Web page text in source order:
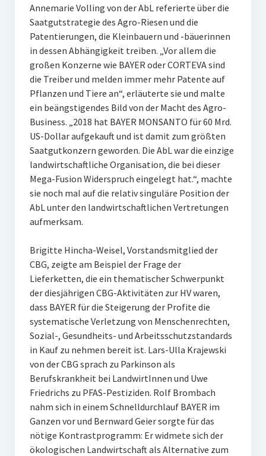
Annemarie Volling von der AbL referierte über die
Saatgutstrategie des Agro-Riesen und die
Patentierungen, die Kleinbauern und -bäuerinnen
in dessen Abhängigkeit treiben. „Vor allem die
großen Konzerne wie BAYER oder CORTEVA sind
die Treiber und melden immer mehr Patente auf
Pflanzen und Tiere an“, erläuterte sie und malte
ein beängstigendes Bild von der Macht des Agro-
Business. „2018 hat BAYER MONSANTO für 60 Mrd.
US-Dollar aufgekauft und ist damit zum größten
Saatgutkonzern geworden. Die AbL war die einzige
landwirtschaftliche Organisation, die bei dieser
Mega-Fusion Widerspruch eingelegt hat.“, machte
sie noch mal auf die relativ singuläre Position der
AbL unter den landwirtschaftlichen Vertretungen
aufmerksam.
Brigitte Hincha-Weisel, Vorstandsmitglied der
CBG, zeigte am Beispiel der Frage der
Lieferketten, die ein thematischer Schwerpunkt
der diesjährigen CBG-Aktivitäten zur HV waren,
dass BAYER für die Steigerung der Profite die
systematische Verletzung von Menschenrechten,
Sozial-, Gesundheits- und Arbeitsschutzstandards
in Kauf zu nehmen bereit ist. Lars-Ulla Krajewski
von der CBG sprach zu Parkinson als
Berufskrankheit bei LandwirtInnen und Uwe
Friedrichs zu PFAS-Pestiziden. Rolf Brombach
nahm sich in einem Schnelldurchlauf BAYER im
Ganzen vor und Bernward Geier sorgte für das
nötige Kontrastprogramm: Er widmete sich der
ökologischen Landwirtschaft als Alternative zum